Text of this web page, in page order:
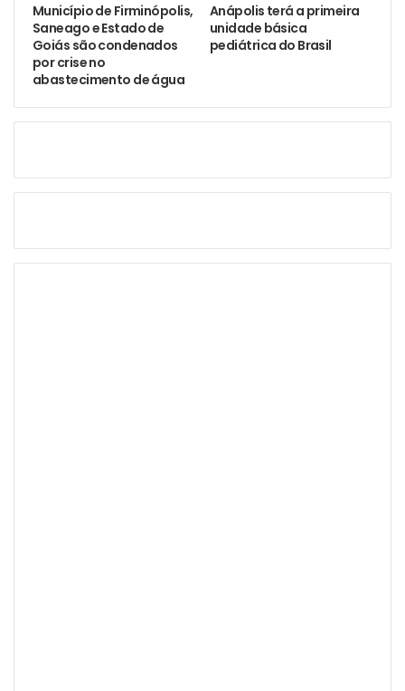
Município de Firminópolis,
Saneago e Estado de
Goiás são condenados
por crise no
abastecimento de água
Anápolis terá a primeira
unidade básica
pediátrica do Brasil